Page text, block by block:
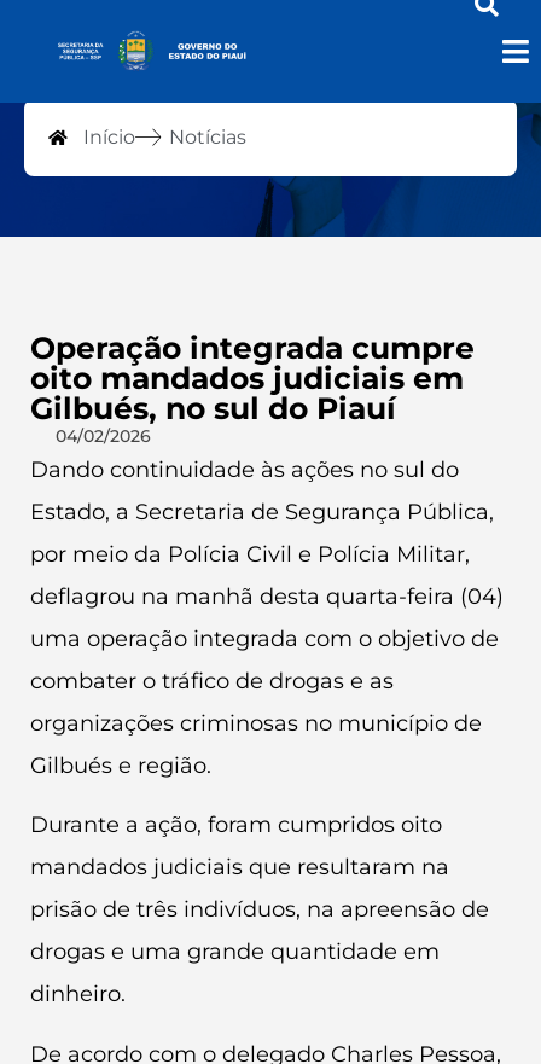
Notícias
Início Notícias
Operação integrada cumpre
oito mandados judiciais em
Gilbués, no sul do Piauí
04/02/2026
Dando continuidade às ações no sul do
Estado, a Secretaria de Segurança Pública,
por meio da Polícia Civil e Polícia Militar,
deflagrou na manhã desta quarta-feira (04)
uma operação integrada com o objetivo de
combater o tráfico de drogas e as
organizações criminosas no município de
Gilbués e região.
Durante a ação, foram cumpridos oito
mandados judiciais que resultaram na
prisão de três indivíduos, na apreensão de
drogas e uma grande quantidade em
dinheiro.
De acordo com o delegado Charles Pessoa,